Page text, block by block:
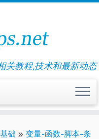
相关教程,技术和最新动态
础 » 变量-函数-脚本-条